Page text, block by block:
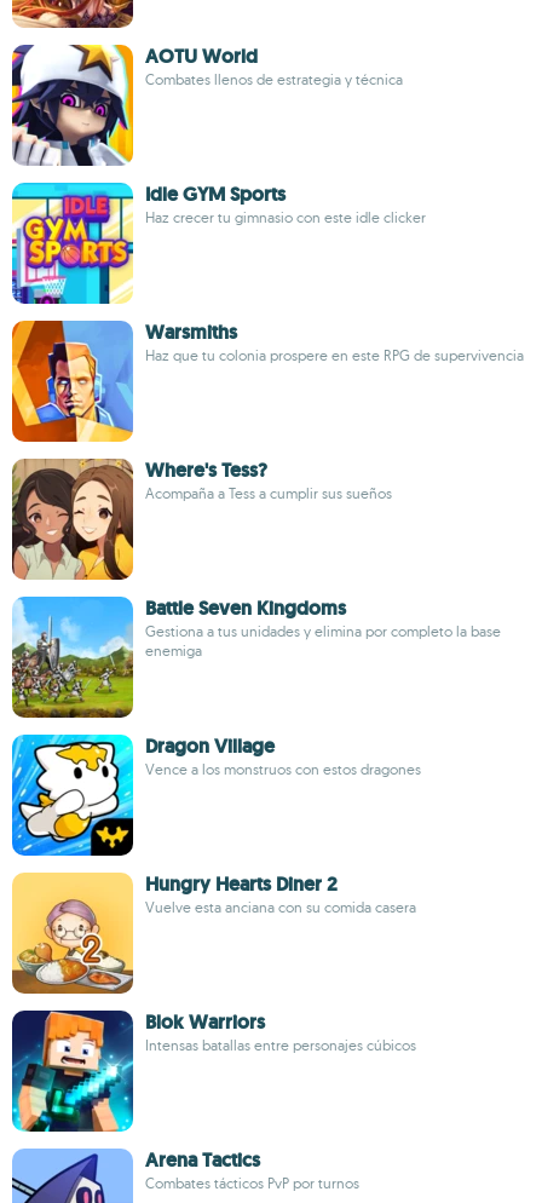
AOTU World
Combates llenos de estrategia y técnica
Idle GYM Sports
Haz crecer tu gimnasio con este idle clicker
Warsmiths
Haz que tu colonia prospere en este RPG de supervivencia
Where's Tess?
Acompaña a Tess a cumplir sus sueños
Battle Seven Kingdoms
Gestiona a tus unidades y elimina por completo la base
enemiga
Dragon Village
Vence a los monstruos con estos dragones
Hungry Hearts Diner 2
Vuelve esta anciana con su comida casera
Blok Warriors
Intensas batallas entre personajes cúbicos
Arena Tactics
Combates tácticos PvP por turnos